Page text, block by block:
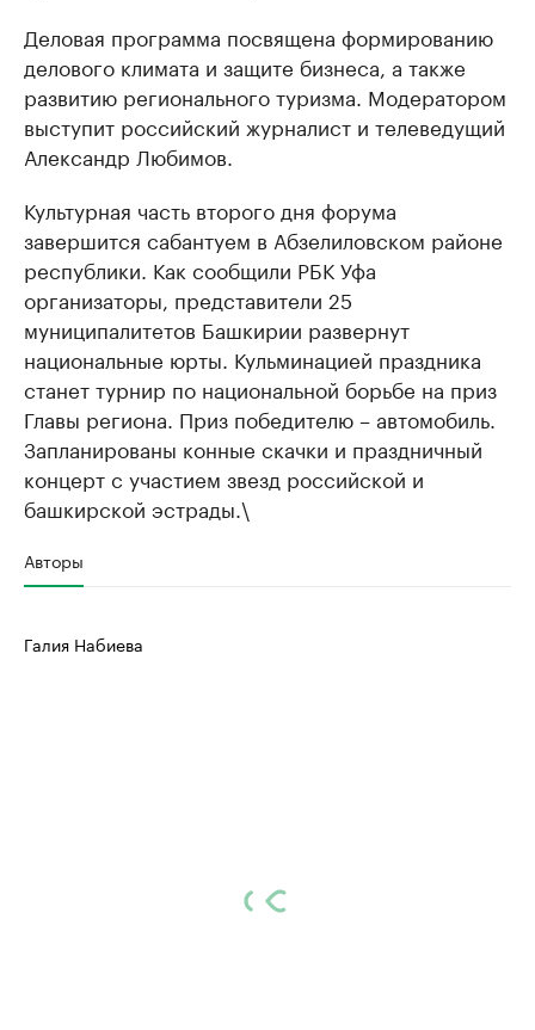
Деловая программа посвящена формированию
делового климата и защите бизнеса, а также
развитию регионального туризма. Модератором
выступит российский журналист и телеведущий
Александр Любимов.
Культурная часть второго дня форума
завершится сабантуем в Абзелиловском районе
республики. Как сообщили РБК Уфа
организаторы, представители 25
муниципалитетов Башкирии развернут
национальные юрты. Кульминацией праздника
станет турнир по национальной борьбе на приз
Главы региона. Приз победителю – автомобиль.
Запланированы конные скачки и праздничный
концерт с участием звезд российской и
башкирской эстрады.\
Авторы
Галия Набиева